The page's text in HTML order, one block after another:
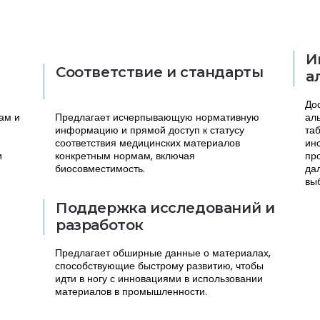
и
Соответствие и стандарты
Предлагает исчерпывающую нормативную
информацию и прямой доступ к статусу
соответствия медицинских материалов
конкретным нормам, включая
биосовместимость.
Поддержка исследований и
разработок
Предлагает обширные данные о материалах,
способствующие быстрому развитию, чтобы
идти в ногу с инновациями в использовании
материалов в промышленности.